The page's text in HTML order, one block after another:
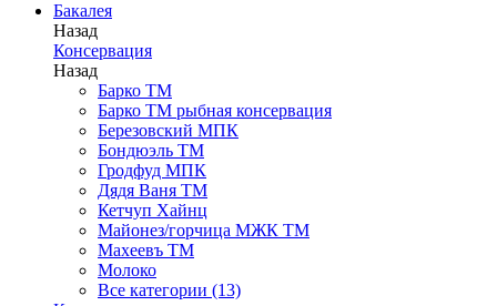
Бакалея
Назад
Консервация
Назад
Барко ТМ
Барко ТМ рыбная консервация
Березовский МПК
Бондюэль ТМ
Гродфуд МПК
Дядя Ваня ТМ
Кетчуп Хайнц
Майонез/горчица МЖК ТМ
Махеевъ ТМ
Молоко
Все категории (13)